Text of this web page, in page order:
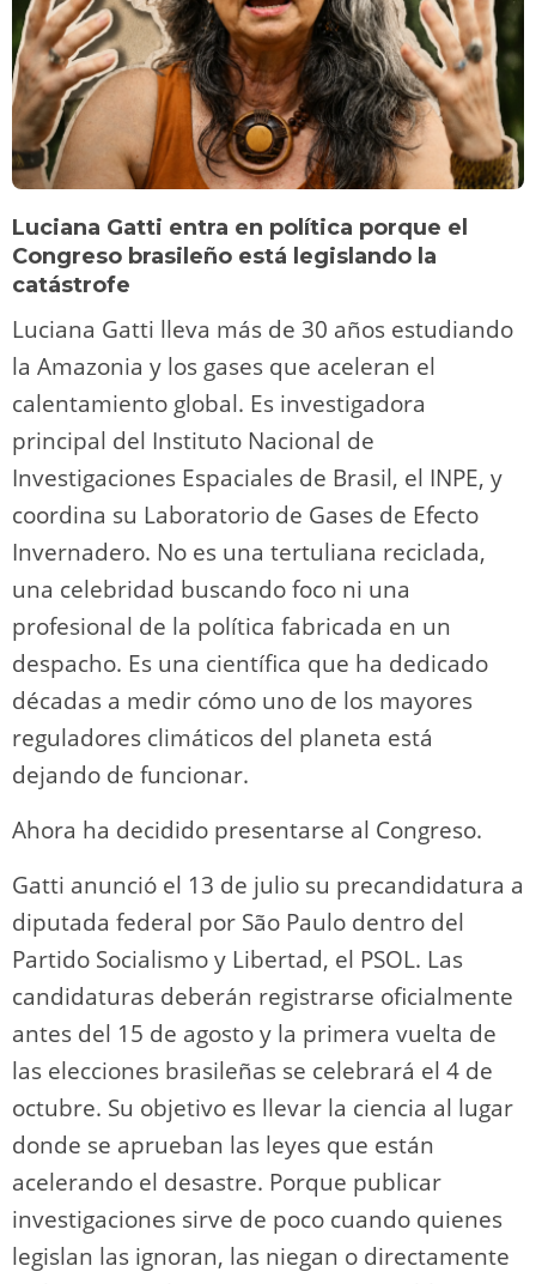
Luciana Gatti entra en política porque el
Congreso brasileño está legislando la
catástrofe
Luciana Gatti lleva más de 30 años estudiando
la Amazonia y los gases que aceleran el
calentamiento global. Es investigadora
principal del Instituto Nacional de
Investigaciones Espaciales de Brasil, el INPE, y
coordina su Laboratorio de Gases de Efecto
Invernadero. No es una tertuliana reciclada,
una celebridad buscando foco ni una
profesional de la política fabricada en un
despacho. Es una científica que ha dedicado
décadas a medir cómo uno de los mayores
reguladores climáticos del planeta está
dejando de funcionar.
Ahora ha decidido presentarse al Congreso.
Gatti anunció el 13 de julio su precandidatura a
diputada federal por São Paulo dentro del
Partido Socialismo y Libertad, el PSOL. Las
candidaturas deberán registrarse oficialmente
antes del 15 de agosto y la primera vuelta de
las elecciones brasileñas se celebrará el 4 de
octubre. Su objetivo es llevar la ciencia al lugar
donde se aprueban las leyes que están
acelerando el desastre. Porque publicar
investigaciones sirve de poco cuando quienes
legislan las ignoran, las niegan o directamente